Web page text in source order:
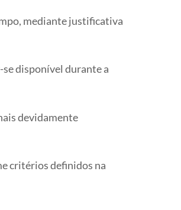
mediante justificativa
disponível durante a
devidamente
critérios definidos na